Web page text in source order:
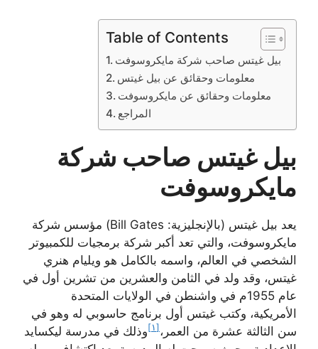
Table of Contents
بيل غيتس صاحب شركة مايكروسوفت
معلومات وحقائق عن بيل غيتس
معلومات وحقائق عن مايكروسوفت
المراجع
بيل غيتس صاحب شركة
مايكروسوفت
يعد بيل غيتس (بالإنجليزية: Bill Gates) مؤسس شركة
مايكروسوفت، والتي تعد أكبر شركة برمجيات للكمبيوتر
الشخصي في العالم، واسمه بالكامل هو ويليام هنري
غيتس، وقد ولد في الثامن والعشرين من تشرين أول في
عام 1955م في واشنطن في الولايات المتحدة
الأمريكية، وكتب غيتس أول برنامج حاسوبي له وهو في
سن الثالثة عشرة من العمر، [١]
وذلك في مدرسة ليكسايد